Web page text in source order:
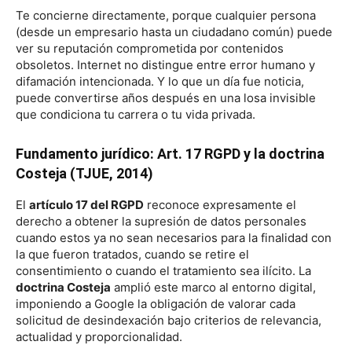
Te concierne directamente, porque cualquier persona
(desde un empresario hasta un ciudadano común) puede
ver su reputación comprometida por contenidos
obsoletos. Internet no distingue entre error humano y
difamación intencionada. Y lo que un día fue noticia,
puede convertirse años después en una losa invisible
que condiciona tu carrera o tu vida privada.
Fundamento jurídico: Art. 17 RGPD y la doctrina
Costeja (TJUE, 2014)
El artículo 17 del RGPD reconoce expresamente el
derecho a obtener la supresión de datos personales
cuando estos ya no sean necesarios para la finalidad con
la que fueron tratados, cuando se retire el
consentimiento o cuando el tratamiento sea ilícito. La
doctrina Costeja amplió este marco al entorno digital,
imponiendo a Google la obligación de valorar cada
solicitud de desindexación bajo criterios de relevancia,
actualidad y proporcionalidad.